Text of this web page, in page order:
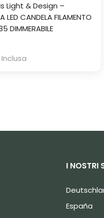
Light & Design –
LED CANDELA FILAMENTO
DIMMERABILE
I NOSTRI
España